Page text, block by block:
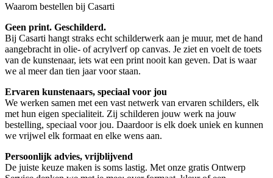
Waarom bestellen bij Casarti
Geen print. Geschilderd.
Bij Casarti hangt straks echt schilderwerk aan je muur, met de hand
aangebracht in olie- of acrylverf op canvas. Je ziet en voelt de toets
van de kunstenaar, iets wat een print nooit kan geven. Dat is waar
we al meer dan tien jaar voor staan.
Ervaren kunstenaars, speciaal voor jou
We werken samen met een vast netwerk van ervaren schilders, elk
met hun eigen specialiteit. Zij schilderen jouw werk na jouw
bestelling, speciaal voor jou. Daardoor is elk doek uniek en kunnen
we vrijwel elk formaat en elke wens aan.
Persoonlijk advies, vrijblijvend
De juiste keuze maken is soms lastig. Met onze gratis Ontwerp